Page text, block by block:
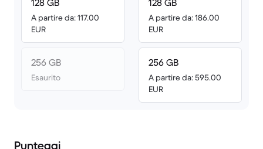
128 GB
A partire da: 117.00
EUR
256 GB
Esaurito
128 GB
A partire da: 186.00
EUR
256 GB
A partire da: 595.00
EUR
Punteggi